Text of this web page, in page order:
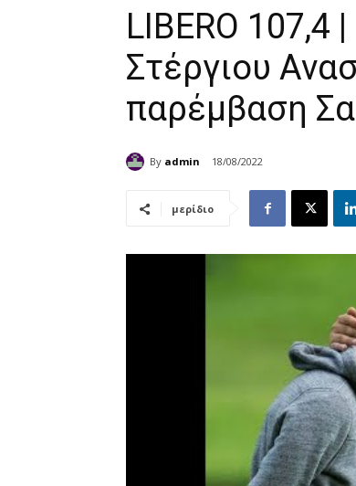
LIBERO
Στέργιου
παρέμβαση
By admin 18/08/2022
μερίδιο